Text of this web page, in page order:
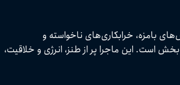
مینیون‌ها این بار برای به‌دست آوردن عنوان «کارمند ماه» وارد رقابتی خنده‌دار و پرهیجان می‌شوند. تلاش‌های بامزه، خرابکاری‌های ناخواسته و
شیطنت‌های همیشگی آن‌ها، لحظاتی شاد و سرگرم‌کننده خلق می‌کند که برای کودکان و بزرگسالان لذت‌بخش است. این ماجرا پر از طنز، انرژی و خلاقیت،